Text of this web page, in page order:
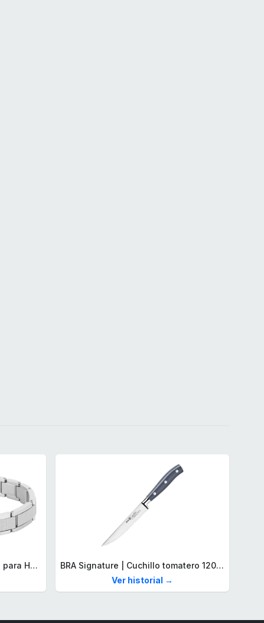
Lacoste Brazalete de eslabón para Hombre Colección STENCIL de Acero inoxidable
BRA Signature | Cuchillo tomatero 120 mm, Acero Inoxidable alemán forjado con Molibdeno Vanadio, Mango Remachado ABS, Diseño Ergonómico, Hoja 1,6 mm espesor
Ver historial →